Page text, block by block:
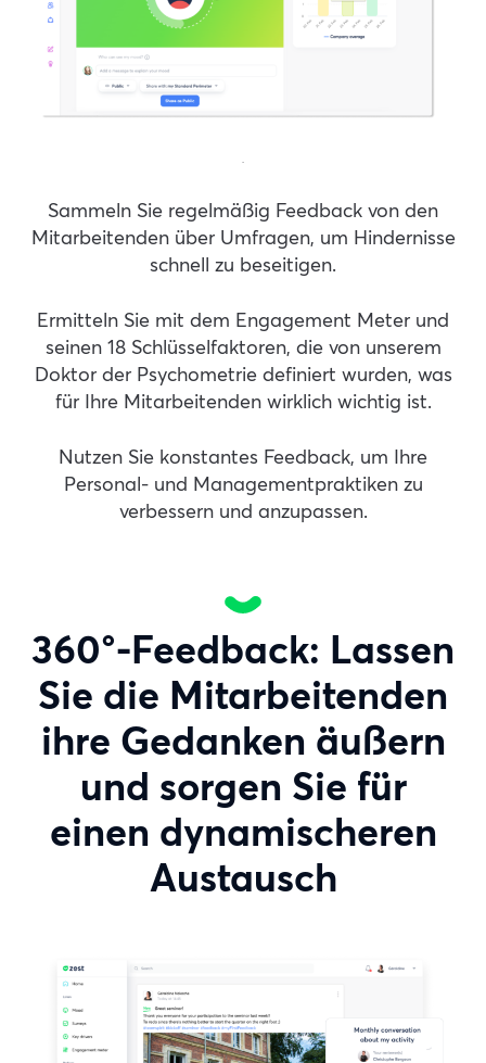
Sammeln Sie regelmäßig Feedback von den
Mitarbeitenden über Umfragen, um Hindernisse
schnell zu beseitigen.
Ermitteln Sie mit dem Engagement Meter und
seinen 18 Schlüsselfaktoren, die von unserem
Doktor der Psychometrie definiert wurden, was
für Ihre Mitarbeitenden wirklich wichtig ist.
Nutzen Sie konstantes Feedback, um Ihre
Personal- und Managementpraktiken zu
verbessern und anzupassen.
360°-Feedback: Lassen
Sie die Mitarbeitenden
ihre Gedanken äußern
und sorgen Sie für
einen dynamischeren
Austausch